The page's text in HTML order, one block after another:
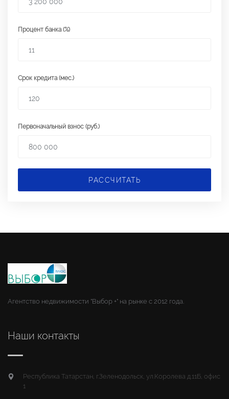
Процент банка (%)
Срок кредита (мес.)
Первоначальный взнос (руб.)
РАССЧИТАТЬ
Агентство недвижимости "Выбор +" на рынке с 2012 года.
Наши контакты
Республика Татарстан, г.Зеленодольск, ул.Королева д.11Б, офис
1